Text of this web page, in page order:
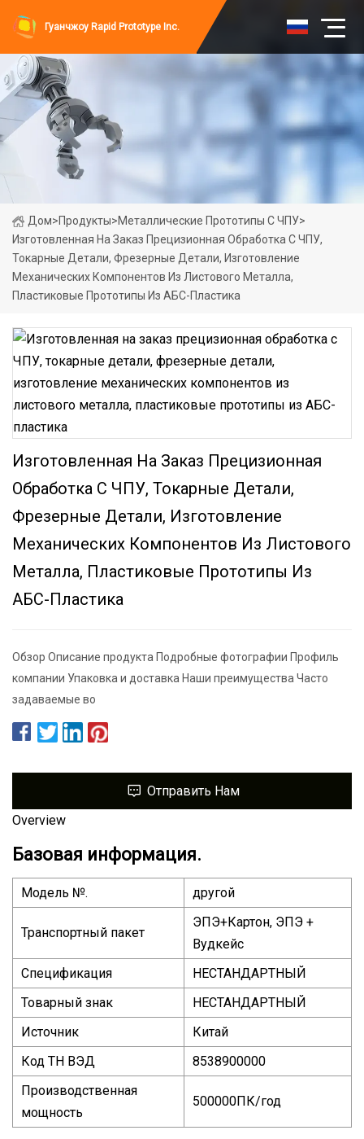
Гуанчжоу Rapid Prototype Inc.
Дом>Продукты>Металлические Прототипы С ЧПУ>
Изготовленная На Заказ Прецизионная Обработка С ЧПУ,
Токарные Детали, Фрезерные Детали, Изготовление
Механических Компонентов Из Листового Металла,
Пластиковые Прототипы Из АБС-Пластика
Изготовленная На Заказ Прецизионная
Обработка С ЧПУ, Токарные Детали,
Фрезерные Детали, Изготовление
Механических Компонентов Из Листового
Металла, Пластиковые Прототипы Из
АБС-Пластика
Обзор Описание продукта Подробные фотографии Профиль
компании Упаковка и доставка Наши преимущества Часто
задаваемые во
Отправить Нам
Overview
Базовая информация.
Модель №. другой
Транспортный пакет
ЭПЭ+Картон, ЭПЭ +
Вудкейс
Спецификация
НЕСТАНДАРТНЫЙ
Товарный знак
НЕСТАНДАРТНЫЙ
Источник
Китай
Код ТН ВЭД
8538900000
Производственная
мощность
500000ПК/год